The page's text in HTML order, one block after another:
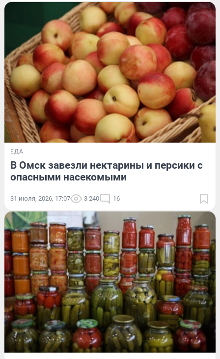
ЕДА
В Омск завезли нектарины и персики с
опасными насекомыми
31 июля, 2026, 17:07 3 240 16